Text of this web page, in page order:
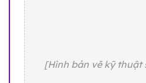
[Hình bản vẽ kỹ thuật